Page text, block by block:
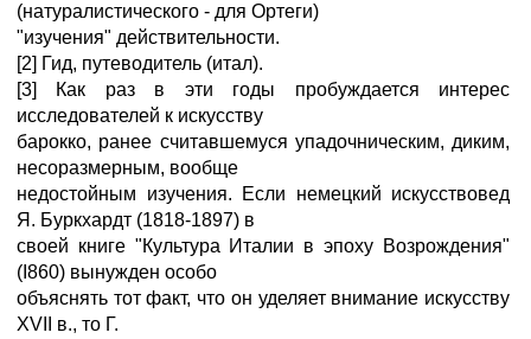
(натуралистического - для Ортеги)
"изучения" действительности.
[2] Гид, путеводитель (итал).
[3] Как раз в эти годы пробуждается интерес
исследователей к искусству
барокко, ранее считавшемуся упадочническим, диким,
несоразмерным, вообще
недостойным изучения. Если немецкий искусствовед
Я. Буркхардт (1818-1897) в
своей книге "Культура Италии в эпоху Возрождения"
(I860) вынужден особо
объяснять тот факт, что он уделяет внимание искусству
XVII в., то Г.